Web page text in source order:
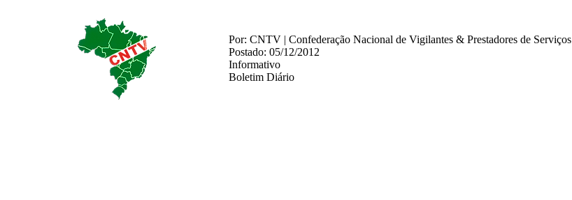
Por: CNTV | Confederação Nacional de Vigilantes & Prestadores de Serviços
Postado: 05/12/2012
Informativo
Boletim Diário